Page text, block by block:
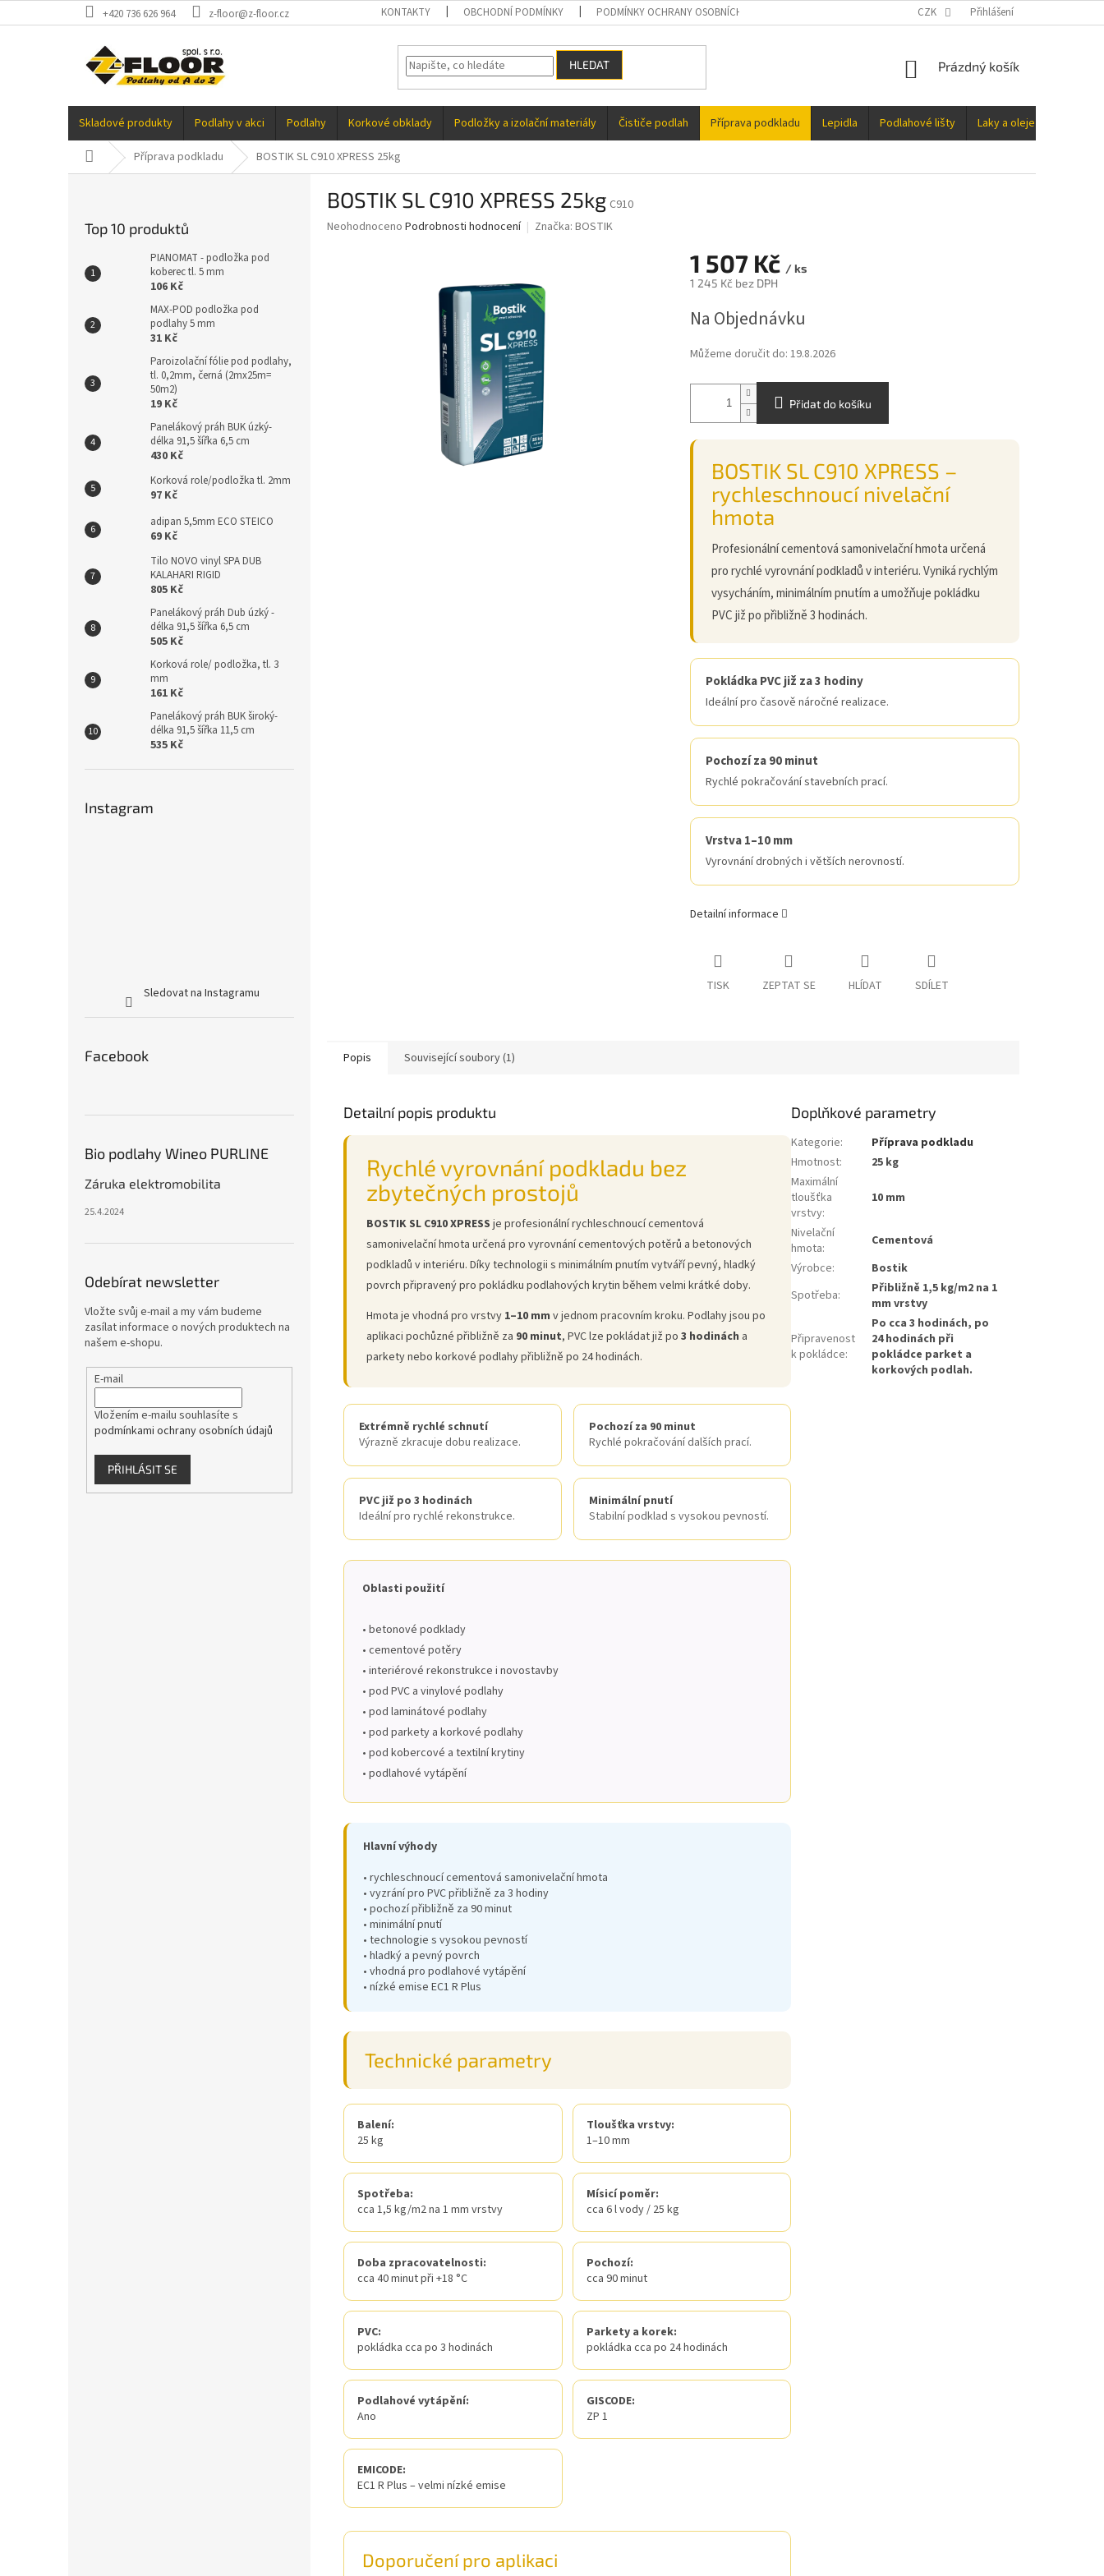
na
+420 736 626 964 z-floor@z-floor.cz KONTAKTY OBCHODNÍ PODMÍNKY PODMÍNKY OCHRANY OSOBNÍCH ÚDAJŮ CZK Přihlášení
HLEDAT
NÁKUPNÍ
Prázdný košík
Skladové produkty Podlahy v akci Podlahy Korkové obklady Podložky a izolační materiály Čističe podlah Příprava podkladu Lepidla Podlahové lišty Laky a oleje
Domů Příprava podkladu BOSTIK SL C910 XPRESS 25kg
Top 10 produktů
PIANOMAT - podložka pod
koberec tl. 5 mm
106 Kč
MAX-POD podložka pod
podlahy 5 mm
31 Kč
Paroizolační fólie pod podlahy,
tl. 0,2mm, černá (2mx25m=
50m2)
19 Kč
Panelákový práh BUK úzký-
délka 91,5 šířka 6,5 cm
430 Kč
Korková role/podložka tl. 2mm
97 Kč
adipan 5,5mm ECO STEICO
69 Kč
Tilo NOVO vinyl SPA DUB
KALAHARI RIGID
805 Kč
Panelákový práh Dub úzký -
délka 91,5 šířka 6,5 cm
505 Kč
Korková role/ podložka, tl. 3
mm
161 Kč
Panelákový práh BUK široký-
délka 91,5 šířka 11,5 cm
535 Kč
Instagram
Sledovat na Instagramu
Facebook
Bio podlahy Wineo PURLINE
Záruka elektromobilita
25.4.2024
Odebírat newsletter
Vložte svůj e-mail a my vám budeme
zasílat informace o nových produktech na
našem e-shopu.
E-mail
Vložením e-mailu souhlasíte s
podmínkami ochrany osobních údajů
PŘIHLÁSIT SE
BOSTIK SL C910 XPRESS 25kg C910
Průměrné
Neohodnoceno Podrobnosti hodnocení Značka: BOSTIK
1 507 Kč / ks
1 245 Kč bez DPH
cena:
Na Objednávku
Můžeme doručit do: 19.8.2026
Přidat do košíku
BOSTIK SL C910 XPRESS –
rychleschnoucí nivelační
hmota
Profesionální cementová samonivelační hmota určená
pro rychlé vyrovnání podkladů v interiéru. Vyniká rychlým
vysycháním, minimálním pnutím a umožňuje pokládku
PVC již po přibližně 3 hodinách.
Pokládka PVC již za 3 hodiny
Ideální pro časově náročné realizace.
Pochozí za 90 minut
Rychlé pokračování stavebních prací.
Vrstva 1–10 mm
Vyrovnání drobných i větších nerovností.
Detailní informace
TISK ZEPTAT SE HLÍDAT SDÍLET
Popis Související soubory (1)
Detailní popis produktu
Rychlé vyrovnání podkladu bez
zbytečných prostojů
BOSTIK SL C910 XPRESS je profesionální rychleschnoucí cementová
samonivelační hmota určená pro vyrovnání cementových potěrů a betonových
podkladů v interiéru. Díky technologii s minimálním pnutím vytváří pevný, hladký
povrch připravený pro pokládku podlahových krytin během velmi krátké doby.
Hmota je vhodná pro vrstvy 1–10 mm v jednom pracovním kroku. Podlahy jsou po
aplikaci pochůzné přibližně za 90 minut, PVC lze pokládat již po 3 hodinách a
parkety nebo korkové podlahy přibližně po 24 hodinách.
Extrémně rychlé schnutí
Výrazně zkracuje dobu realizace.
Pochozí za 90 minut
Rychlé pokračování dalších prací.
PVC již po 3 hodinách
Ideální pro rychlé rekonstrukce.
Minimální pnutí
Stabilní podklad s vysokou pevností.
Oblasti použití
• betonové podklady
• cementové potěry
• interiérové rekonstrukce i novostavby
• pod PVC a vinylové podlahy
• pod laminátové podlahy
• pod parkety a korkové podlahy
• pod kobercové a textilní krytiny
• podlahové vytápění
Hlavní výhody
• rychleschnoucí cementová samonivelační hmota
• vyzrání pro PVC přibližně za 3 hodiny
• pochozí přibližně za 90 minut
• minimální pnutí
• technologie s vysokou pevností
• hladký a pevný povrch
• vhodná pro podlahové vytápění
• nízké emise EC1 R Plus
Technické parametry
Balení:
25 kg
Tloušťka vrstvy:
1–10 mm
Spotřeba:
cca 1,5 kg/m2 na 1 mm vrstvy
Mísicí poměr:
cca 6 l vody / 25 kg
Doba zpracovatelnosti:
cca 40 minut při +18 °C
Pochozí:
cca 90 minut
PVC:
pokládka cca po 3 hodinách
Parkety a korek:
pokládka cca po 24 hodinách
Podlahové vytápění:
Ano
GISCODE:
ZP 1
EMICODE:
EC1 R Plus – velmi nízké emise
Doporučení pro aplikaci
Doplňkové parametry
Kategorie:
Příprava podkladu
Hmotnost:
25 kg
Maximální
tloušťka
vrstvy:
10 mm
Nivelační
hmota:
Cementová
Výrobce:
Bostik
Spotřeba:
Přibližně 1,5 kg/m2 na 1
mm vrstvy
Připravenost
k pokládce:
Po cca 3 hodinách, po
24 hodinách při
pokládce parket a
korkových podlah.